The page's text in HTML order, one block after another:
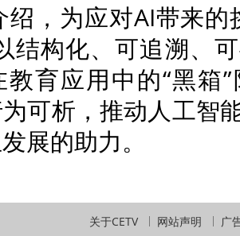
绍，为应对AI带来的
结构化、可追溯、
育应用中的“黑箱
可析，推动人工智
展的助力。
关于CETV 网站声明 广